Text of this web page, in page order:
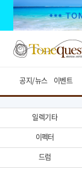
공지/뉴스 이벤트
일렉기타
이펙터
드럼